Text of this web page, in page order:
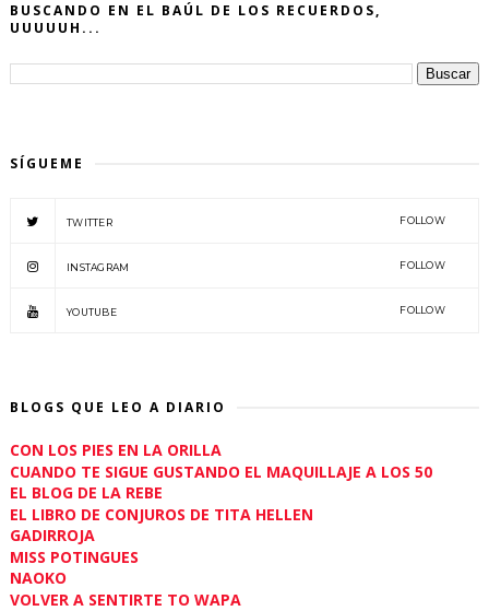
BUSCANDO EN EL BAÚL DE LOS RECUERDOS,
UUUUUH...
SÍGUEME
TWITTER FOLLOW
INSTAGRAM FOLLOW
YOUTUBE FOLLOW
BLOGS QUE LEO A DIARIO
CON LOS PIES EN LA ORILLA
CUANDO TE SIGUE GUSTANDO EL MAQUILLAJE A LOS 50
EL BLOG DE LA REBE
EL LIBRO DE CONJUROS DE TITA HELLEN
GADIRROJA
MISS POTINGUES
NAOKO
VOLVER A SENTIRTE TO WAPA